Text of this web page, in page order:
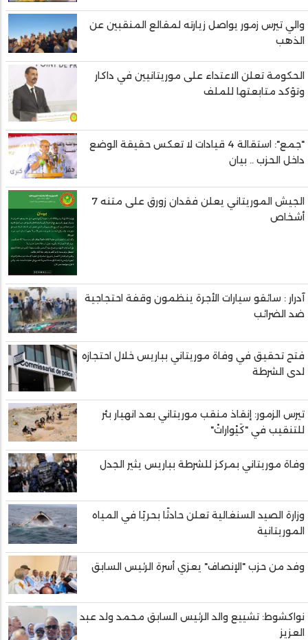
والي تيرس زمور يواصل زيارته لمقالع المنقبين عن
الذهب
الحكومة تعلن الاعتداء على موريتانيين في داكار
وتؤكد متابعتها للملف
"جمع": استقالة 4 قيادات لا تعكس حقيقة الوضع
داخل الحزب .. بيان
الجيش الموريتاني يعلن فقدان زورق على متنه 7
أشخاص
آدرار : سائقو سيارات الأجرة ينظمون وقفة احتجاجية
ضد الضرائب
فتح تحقيق في وفاة موريتاني بباريس خلال احتجازه
لدى الشرطة
تيرس الزمور: إنقاذ منقب موريتاني بعد انهيار بئر
للتنقيب في "كَيْواراتْ"
وفاة موريتاني بمركز للشرطة بباريس يثير الجدل
وزارة الصيد السنغالية تعلن حادثًا بحريًا في المياه
الموريتانية
وفد من حزب "الإنصاف" يعزي أسرة الرئيس السابق
نواكشوط: تشييع والد الرئيس السابق محمد ولد عبد
العزيز